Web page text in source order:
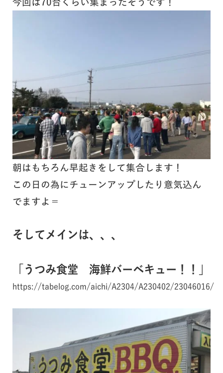
今回は70台くらい集まったそうです！
朝はもちろん早起きをして集合します！
この日の為にチューンアップしたり意気込ん
でますよ＝
そしてメインは、、、
「うつみ食堂 海鮮バーベキュー！！」
https://tabelog.com/aichi/A2304/A230402/23046016/